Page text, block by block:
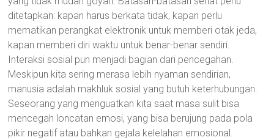
ditetapkan: kapan harus berkata tidak, kapan perlu
mematikan perangkat elektronik untuk memberi otak jeda,
kapan memberi diri waktu untuk benar-benar sendiri.
Interaksi sosial pun menjadi bagian dari pencegahan.
Meskipun kita sering merasa lebih nyaman sendirian,
manusia adalah makhluk sosial yang butuh keterhubungan.
Seseorang yang menguatkan kita saat masa sulit bisa
mencegah loncatan emosi, yang bisa berujung pada pola
pikir negatif atau bahkan gejala kelelahan emosional.